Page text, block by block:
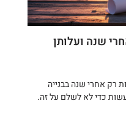
שנה ועלותן
רק אחרי שנה בבנייה
כדי לא לשלם על זה.